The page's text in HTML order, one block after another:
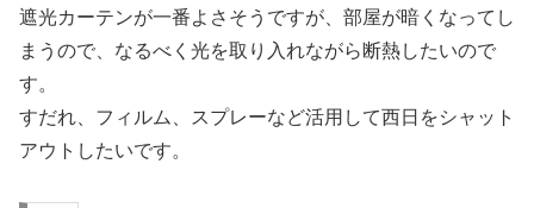
遮光カーテンが一番よさそうですが、部屋が暗くなってし
まうので、なるべく光を取り入れながら断熱したいので
す。
すだれ、フィルム、スプレーなど活用して西日をシャット
アウトしたいです。